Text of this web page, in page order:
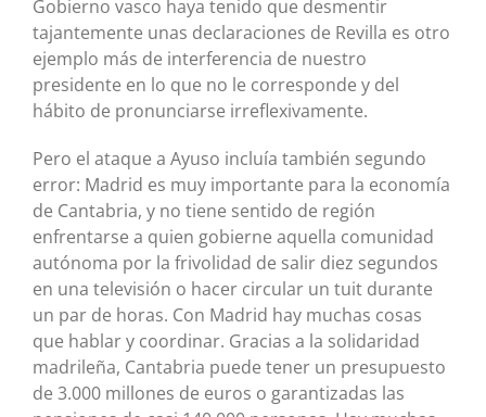
Gobierno vasco haya tenido que desmentir
tajantemente unas declaraciones de Revilla es otro
ejemplo más de interferencia de nuestro
presidente en lo que no le corresponde y del
hábito de pronunciarse irreflexivamente.
Pero el ataque a Ayuso incluía también segundo
error: Madrid es muy importante para la economía
de Cantabria, y no tiene sentido de región
enfrentarse a quien gobierne aquella comunidad
autónoma por la frivolidad de salir diez segundos
en una televisión o hacer circular un tuit durante
un par de horas. Con Madrid hay muchas cosas
que hablar y coordinar. Gracias a la solidaridad
madrileña, Cantabria puede tener un presupuesto
de 3.000 millones de euros o garantizadas las